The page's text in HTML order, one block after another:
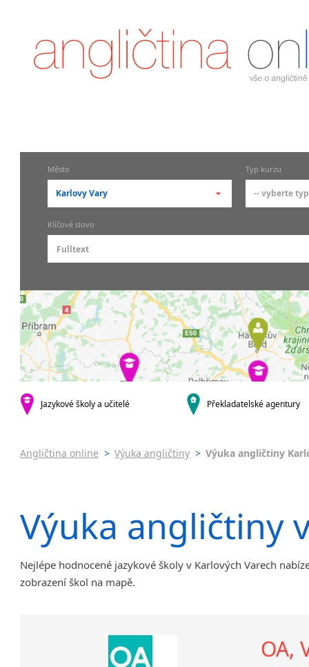
Město
Karlovy Vary
-- vyberte město --
Praha 2
Praha 4
Praha 5
Praha 6
Praha 10
krajská města
Brno
Liberec
České Budějovice
Pardubice
Karlovy Vary
Jihlava
Chrudim
Typ kurzu
-- vyberte
Online
Výuka
Výuka
JŠ
Klíčové slovo
Jazykové školy a učitelé Překladatelské agentury
Angličtina online > Výuka angličtiny > Výuka angličtiny
Výuka angličtiny
Nejlépe hodnocené jazykové školy v Karlových Varech
zobrazení škol na mapě.
OA,